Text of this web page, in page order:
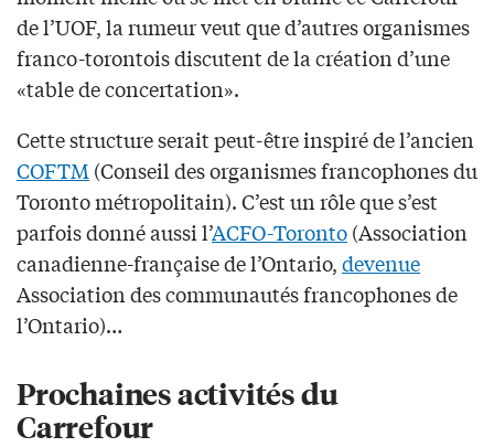
de l’UOF, la rumeur veut que d’autres organismes
franco-torontois discutent de la création d’une
«table de concertation».
Cette structure serait peut-être inspiré de l’ancien
COFTM (Conseil des organismes francophones du
Toronto métropolitain). C’est un rôle que s’est
parfois donné aussi l’ACFO-Toronto(Association
canadienne-française de l’Ontario,devenue
Association des communautés francophones de
l’Ontario)…
Prochaines activités du
Carrefour